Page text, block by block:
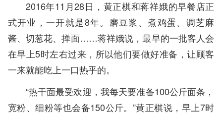
2016年11月28日，黄正棋和蒋祥娥的早餐店正
式开业，一开就是8年。磨豆浆、煮鸡蛋、调芝麻
酱、切葱花、掸面……蒋祥娥说，最早的一批客人会
在早上5时左右过来，所以他们要做好准备，让顾客
一来就能吃上一口热乎的。
“热干面最受欢迎，我每天要准备100公斤面条，
宽粉、细粉等也会备150公斤。”黄正棋说，早上7时